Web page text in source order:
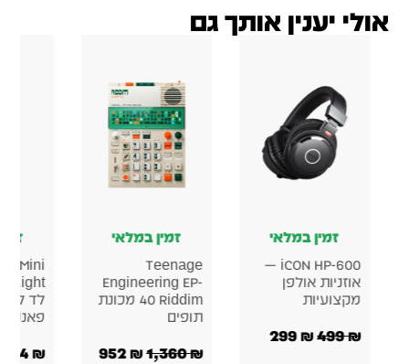
אולי יענין אותך גם
זמין במלאי
iCON HP-600 —
אולפן
₪
299
זמין במלאי
Engineering EP-
40 Riddim מכונת
₪
952
זמין במלאי
Apextone Mini
Spider Light פנס
לד לאירועים |
פאנקי דיג'יי
₪